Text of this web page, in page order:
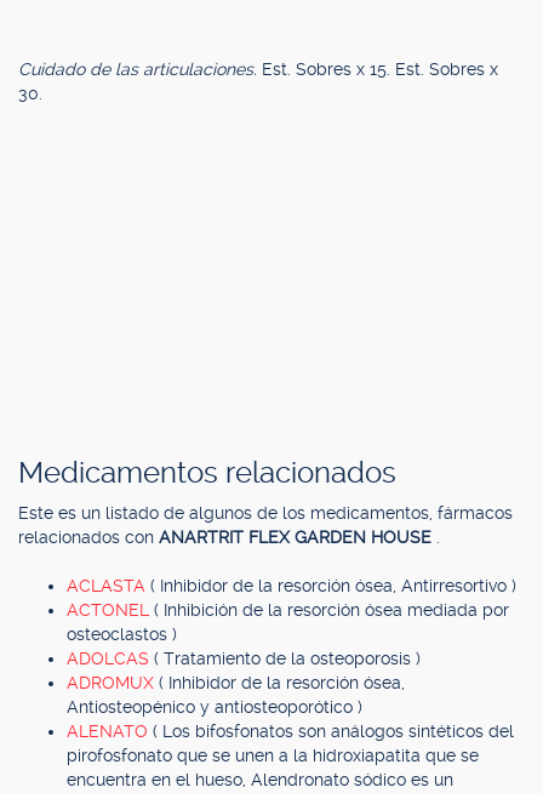
Cuidado de las articulaciones. Est. Sobres x 15. Est. Sobres x
30.
Medicamentos relacionados
Este es un listado de algunos de los medicamentos, fármacos
relacionados con ANARTRIT FLEX GARDEN HOUSE
ACLASTA ( Inhibidor de la resorción ósea, Antirresortivo )
ACTONEL ( Inhibición de la resorción ósea mediada por
osteoclastos )
ADOLCAS ( Tratamiento de la osteoporosis )
ADROMUX ( Inhibidor de la resorción ósea,
Antiosteopénico y antiosteoporótico )
ALENATO ( Los bifosfonatos son análogos sintéticos del
pirofosfonato que se unen a la hidroxiapatita que se
encuentra en el hueso, Alendronato sódico es un